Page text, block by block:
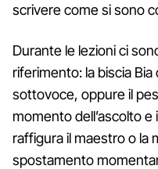
scrivere come si sono
Durante le lezioni ci
riferimento: la biscia
sottovoce, oppure il
momento dell’ascolto
raffigura il maestro o la
spostamento